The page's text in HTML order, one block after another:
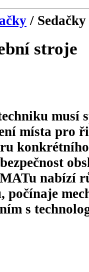
/
stroje
musí
místa pro
nabízí
počínaje
s